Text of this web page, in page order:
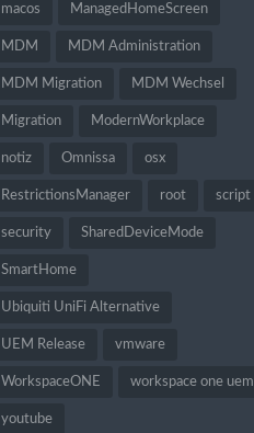
macos ManagedHomeScreen
MDM MDM Administration
MDM Migration MDM Wechsel
Migration ModernWorkplace
notiz Omnissa osx
RestrictionsManager root script
security SharedDeviceMode
SmartHome
Ubiquiti UniFi Alternative
UEM Release vmware
WorkspaceONE workspace one uem
youtube